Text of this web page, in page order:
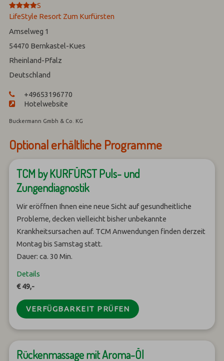
****
S
LifeStyle Resort Zum Kurfürsten
Amselweg 1
54470 Bernkastel-Kues
Rheinland-Pfalz
Deutschland
+49653196770
Hotelwebsite
Buckermann Gmbh & Co. KG
Optional erhältliche Programme
TCM by KURFÜRST Puls- und
Zungendiagnostik
Wir eröffnen Ihnen eine neue Sicht auf gesundheitliche
Probleme, decken vielleicht bisher unbekannte
Krankheitsursachen auf. TCM Anwendungen finden derzeit
Montag bis Samstag statt.
Dauer: ca. 30 Min.
Details
€ 49,-
VERFÜGBARKEIT PRÜFEN
Rückenmassage mit Aroma-Öl